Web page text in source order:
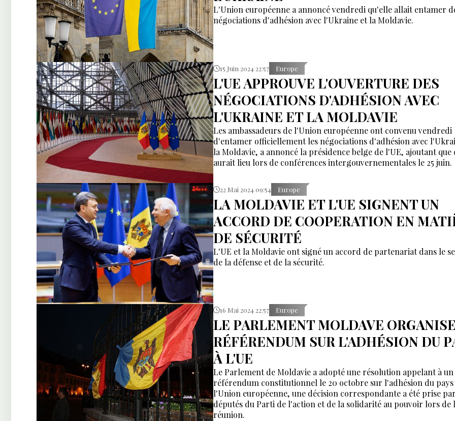
L'Union européenne a annoncé vendredi qu'elle allait entamer
négociations d'adhésion avec l'Ukraine et la Moldavie.
15 Juin 2024 22:57 Europe
L'UE APPROUVE L'OUVERTURE DES
NÉGOCIATIONS D'ADHÉSION AVEC
L'UKRAINE ET LA MOLDAVIE
Les ambassadeurs de l'Union européenne ont convenu vendredi
d'entamer officiellement les négociations d'adhésion avec
la Moldavie, a annoncé la présidence belge de l'UE, ajoutant que
aurait lieu lors de conférences intergouvernementales le 25 juin.
22 Mai 2024 09:54 Europe
LA MOLDAVIE ET L'UE SIGNENT UN
ACCORD DE COOPERATION EN
DE SÉCURITÉ
L'UE et la Moldavie ont signé un accord de partenariat dans le
de la défense et de la sécurité.
16 Mai 2024 22:57 Europe
LE PARLEMENT MOLDAVE
RÉFÉRENDUM SUR L'ADHÉSION DU
À L'UE
Le Parlement de Moldavie a adopté une résolution appelant à un
référendum constitutionnel le 20 octobre sur l'adhésion du pays
l'Union européenne, une décision correspondante a été prise
députés du Parti de l'action et de la solidarité au pouvoir lors de
réunion.